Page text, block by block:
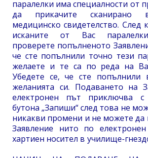
паралелки има специалности от
да прикачите сканирано
медицинско свидетелство. След
исканите от Вас
проверете попълненото
че сте попълнили точно тези
желаете и те са по реда на
Убедете се, че сте попълнили
желанията си. Подаването на
електронен път приключва с
бутона „Запиши“ след това не
никакви промени и не можете да
Заявление нито по
хартиен носител в училище-